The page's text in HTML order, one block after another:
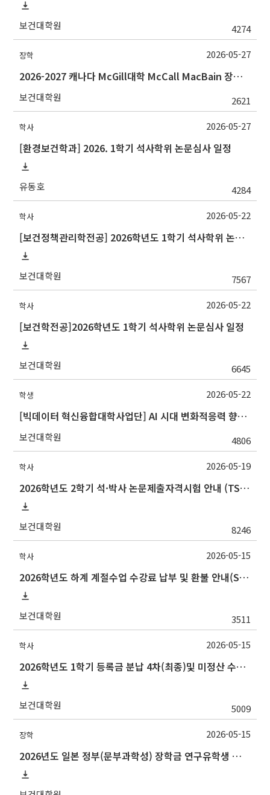
보건대학원 4274
장학
2026-2027 캐나다 McGill대학 McCall MacBain 장학생 선발 안내
보건대학원 2621
2026-05-27
학사
[환경보건학과] 2026. 1학기 석사학위 논문심사 일정
유동호 4284
2026-05-27
학사
[보건정책관리학전공] 2026학년도 1학기 석사학위 논문심사 일정
보건대학원 7567
2026-05-22
학사
[보건학전공]2026학년도 1학기 석사학위 논문심사 일정
보건대학원 6645
2026-05-22
학생
[빅데이터 혁신융합대학사업단] AI 시대 변화적응력 향상 비교과 프로그램 안내
보건대학원 4806
2026-05-22
학사
2026학년도 2학기 석·박사 논문제출자격시험 안내 (TSQ exam: Major and Korean for foreign students)
보건대학원 8246
2026-05-19
학사
2026학년도 하계 계절수업 수강료 납부 및 환불 안내(Summer 2026 Session Payment Refunds Information)
보건대학원 3511
2026-05-15
학사
2026학년도 1학기 등록금 분납 4차(최종)및 미정산 수납 및 미납자 제적 예정 안내
보건대학원 5009
2026-05-15
장학
2026년도 일본 정부(문부과학성) 장학금 연구유학생 및 일한공동고등교육 유학생 교류사업(석사·박사학위 과정) 선발 안내
2026-05-15